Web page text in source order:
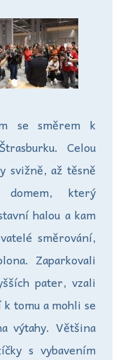
se směrem k
Celou
svižně, až těsně
domem, který
halou a kam
směrování,
Zaparkovali
pater, vzali
tomu a mohli se
výtahy. Většina
s vybavením